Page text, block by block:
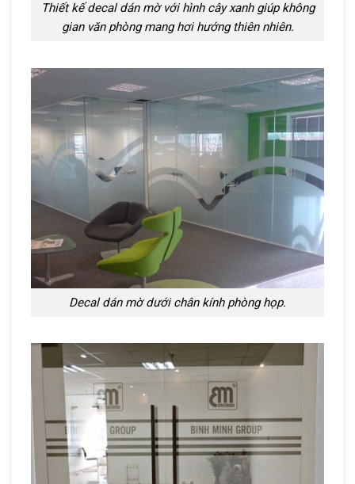
Thiết kế decal dán mờ với hình cây xanh giúp không
gian văn phòng mang hơi hướng thiên nhiên.
Decal dán mờ dưới chân kính phòng họp.